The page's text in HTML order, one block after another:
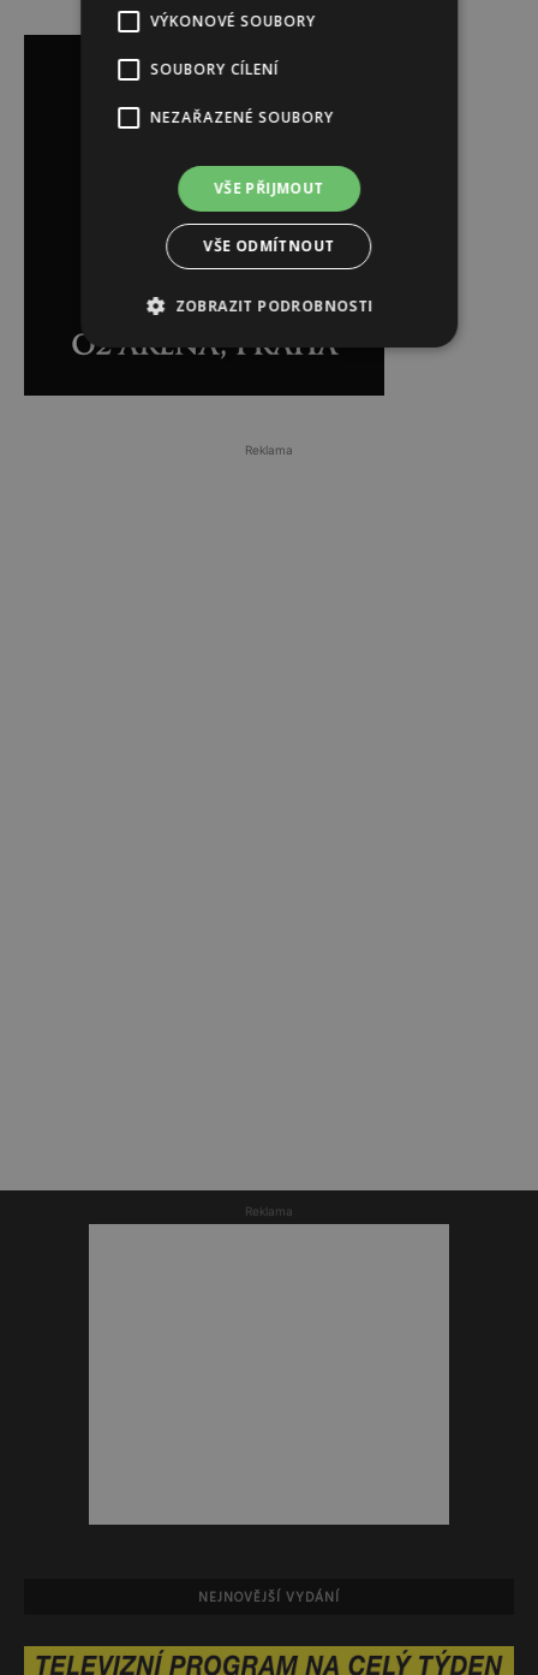
Reklama
Reklama
Reklama
NEJNOVĚJŠÍ VYDÁNÍ
VÝKONOVÉ SOUBORY
SOUBORY CÍLENÍ
NEZAŘAZENÉ SOUBORY
VŠE PŘIJMOUT
VŠE ODMÍTNOUT
ZOBRAZIT PODROBNOSTI